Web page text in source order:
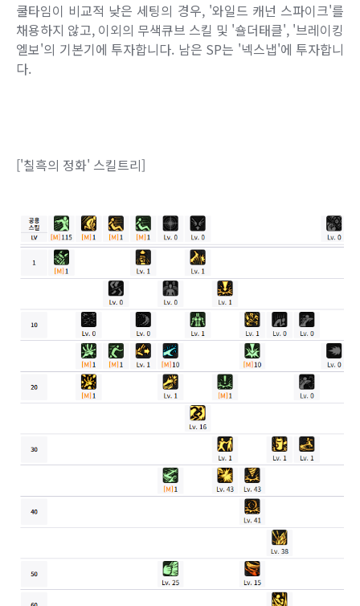
쿨타임이 비교적 낮은 세팅의 경우, '와일드 캐넌 스파이크'를
채용하지 않고, 이외의 무색큐브 스킬 및 '숄더태클', '브레이킹
엘보'의 기본기에 투자합니다. 남은 SP는 '넥스냅'에 투자합니
다.
['칠흑의 정화' 스킬트리]